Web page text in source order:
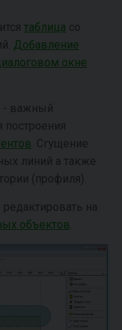
таблица со
Добавление
окне
- важный
построения
. Сгущение
линий а также
(профиля).
на
объектов